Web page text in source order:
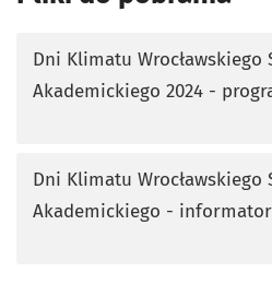
Dni Klimatu Wrocławskiego
Akademickiego 2024 -
otworzy się w nowej karcie
Dni Klimatu Wrocławskiego
Akademickiego - informator
otworzy się w nowej karcie